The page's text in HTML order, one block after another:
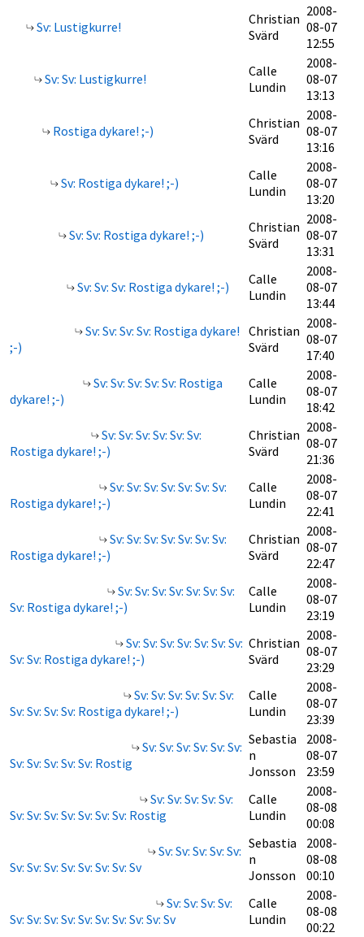
Sv: Lustigkurre!
Christian
Svärd
2008-
08-07
12:55
Sv: Sv: Lustigkurre!
Calle
Lundin
2008-
08-07
13:13
Rostiga dykare! ;-)
Christian
Svärd
2008-
08-07
13:16
Sv: Rostiga dykare! ;-)
Calle
Lundin
2008-
08-07
13:20
Sv: Sv: Rostiga dykare! ;-)
Christian
Svärd
2008-
08-07
13:31
Sv: Sv: Sv: Rostiga dykare! ;-)
Calle
Lundin
2008-
08-07
13:44
Sv: Sv: Sv: Sv: Rostiga dykare!
;-)
Christian
Svärd
2008-
08-07
17:40
Sv: Sv: Sv: Sv: Sv: Rostiga
dykare! ;-)
Calle
Lundin
2008-
08-07
18:42
Sv: Sv: Sv: Sv: Sv: Sv:
Rostiga dykare! ;-)
Christian
Svärd
2008-
08-07
21:36
Sv: Sv: Sv: Sv: Sv: Sv: Sv:
Rostiga dykare! ;-)
Calle
Lundin
2008-
08-07
22:41
Sv: Sv: Sv: Sv: Sv: Sv: Sv:
Rostiga dykare! ;-)
Christian
Svärd
2008-
08-07
22:47
Sv: Sv: Sv: Sv: Sv: Sv: Sv:
Sv: Rostiga dykare! ;-)
Calle
Lundin
2008-
08-07
23:19
Sv: Sv: Sv: Sv: Sv: Sv: Sv:
Sv: Sv: Rostiga dykare! ;-)
Christian
Svärd
2008-
08-07
23:29
Sv: Sv: Sv: Sv: Sv: Sv:
Sv: Sv: Sv: Sv: Rostiga dykare! ;-)
Calle
Lundin
2008-
08-07
23:39
Sv: Sv: Sv: Sv: Sv: Sv:
Sv: Sv: Sv: Sv: Sv: Rostig
Sebastia
n
Jonsson
2008-
08-07
23:59
Sv: Sv: Sv: Sv: Sv:
Sv: Sv: Sv: Sv: Sv: Sv: Sv: Rostig
Calle
Lundin
2008-
08-08
00:08
Sv: Sv: Sv: Sv: Sv:
Sv: Sv: Sv: Sv: Sv: Sv: Sv: Sv
Sebastia
n
Jonsson
2008-
08-08
00:10
Sv: Sv: Sv: Sv:
Sv: Sv: Sv: Sv: Sv: Sv: Sv: Sv: Sv: Sv
Calle
Lundin
2008-
08-08
00:22